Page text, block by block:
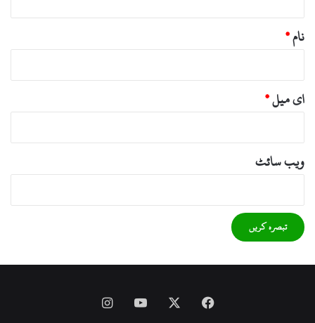
نام*
ای میل*
ویب‌ سائٹ
Facebook
YouTube